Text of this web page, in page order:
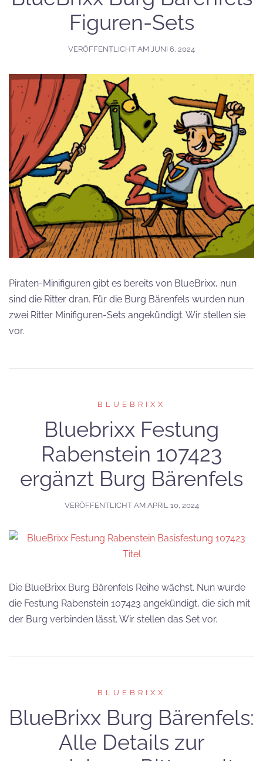
Figuren-Sets
VERÖFFENTLICHT AM JUNI 6, 2024
Piraten-Minifiguren gibt es bereits von BlueBrixx, nun
sind die Ritter dran. Für die Burg Bärenfels wurden nun
zwei Ritter Minifiguren-Sets angekündigt. Wir stellen sie
vor.
BLUEBRIXX
Bluebrixx Festung
Rabenstein 107423
ergänzt Burg Bärenfels
VERÖFFENTLICHT AM APRIL 10, 2024
Die BlueBrixx Burg Bärenfels Reihe wächst. Nun wurde
die Festung Rabenstein 107423 angekündigt, die sich mit
der Burg verbinden lässt. Wir stellen das Set vor.
BLUEBRIXX
BlueBrixx Burg Bärenfels:
Alle Details zur